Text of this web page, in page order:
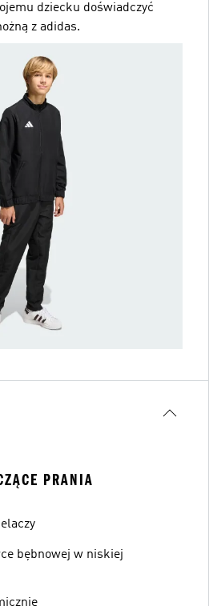
dziecku doświadczyć
z adidas.
PRANIA
bębnowej w niskiej